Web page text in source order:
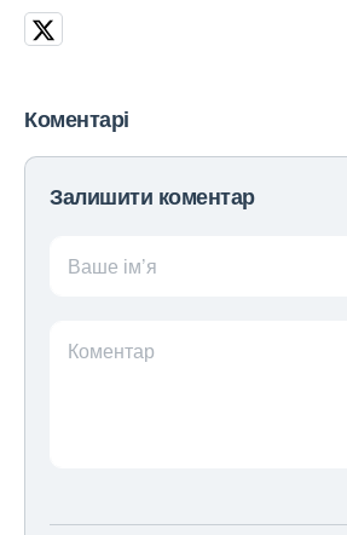
Коментарі
Залишити коментар
Ваше ім’я
Коментар